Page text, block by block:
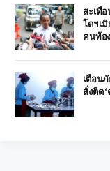
สะเทือ
โดฯ เ
คนท้อ
เตือน
สั่งติด